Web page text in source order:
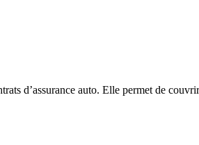
d’assurance auto. Elle permet de